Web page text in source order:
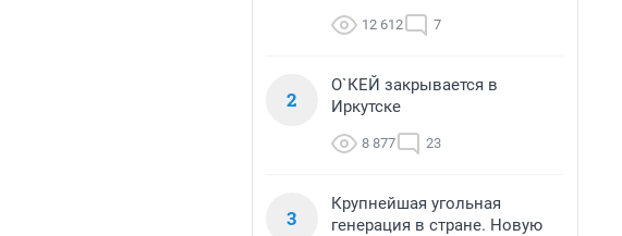
12 612 7
2
О`КЕЙ закрывается в
Иркутске
8 877 23
3
Крупнейшая угольная
генерация в стране. Новую